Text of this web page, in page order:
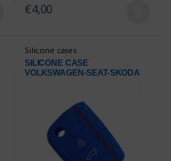
€4,00
Silicone cases
SILICONE CASE
VOLKSWAGEN-SEAT-SKODA